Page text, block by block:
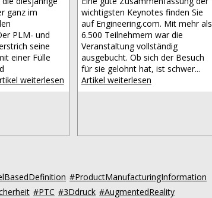
ganz im
PLM- und
seine
einer Fülle
weiterlesen
wichtigsten Keynotes finden Sie
auf Engineering.com. Mit mehr als
6.500 Teilnehmern war die
Veranstaltung vollständig
ausgebucht. Ob sich der Besuch
für sie gelohnt hat, ist schwer...
Artikel weiterlesen
#ProductManufacturingInformation
#PTC #3Ddruck #AugmentedReality